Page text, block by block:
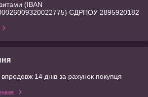
(IBAN
ЄДРПОУ 2895920182
14 днів за рахунок покупця